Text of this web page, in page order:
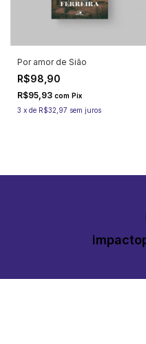
Por amor de Sião
R$98,90
R$95,93 com Pix
3 x de R$32,97 sem juros